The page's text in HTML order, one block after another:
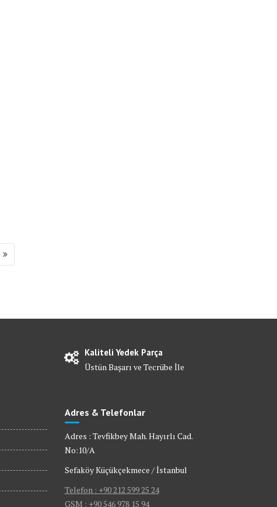
Kaliteli Yedek Parça
Üstün Başarı ve Tecrübe İle
Adres & Telefonlar
Adres : Tevfikbey Mah. Hayırlı Cad.
No:10/A
Sefaköy Küçükçekmece / İstanbul
Telefon : +90 212 599 25 24
GSM : +90 546 978 15 94